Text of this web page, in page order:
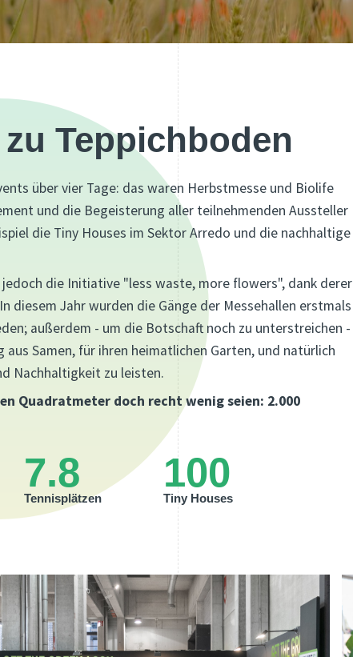
Teppichboden
über vier Tage: das waren Herbstmesse und Biolife
und die Begeisterung aller teilnehmenden Aussteller
die Tiny Houses im Sektor Arredo und die nachhaltige
die Initiative "less waste, more flowers", dank derer
diesem Jahr wurden die Gänge der Messehallen erstmals
außerdem - um die Botschaft noch zu unterstreichen -
Samen, für ihren heimatlichen Garten, und natürlich
Nachhaltigkeit zu leisten.
Quadratmeter doch recht wenig seien: 2.000
7.8
Tennisplätzen
100
Tiny Houses